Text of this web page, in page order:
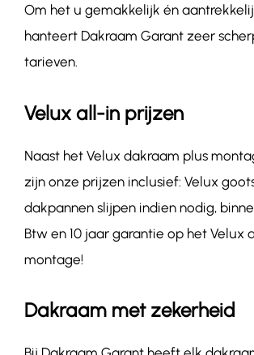
Om het u gemakkelijk én
hanteert Dakraam Garant zeer
tarieven.
Velux all-in prijzen
Naast het Velux dakraam plus
zijn onze prijzen inclusief: Velux
dakpannen slijpen indien nodig,
Btw en 10 jaar garantie op het Velux
montage!
Dakraam met zekerheid